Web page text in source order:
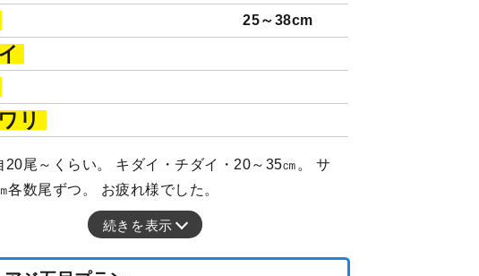
25～38cm
リ
20尾～くらい。 キダイ・チダイ・20～35㎝。 サ
各数尾ずつ。 お疲れ様でした。
続きを表示